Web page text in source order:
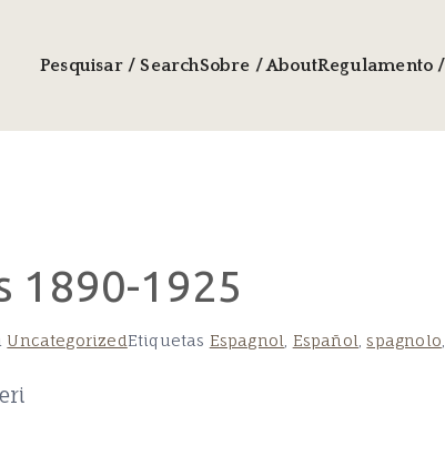
Pesquisar / SearchSobre / AboutRegulamento
1890-1925
UncategorizedEtiquetas Espagnol Español ,spagnolo